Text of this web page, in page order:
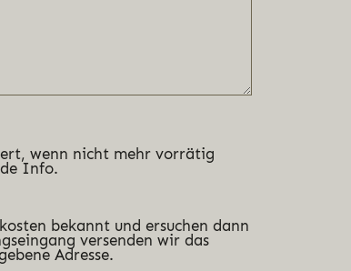
wenn nicht mehr vorrätig
Info.
bekannt und ersuchen dann
versenden wir das
Adresse.